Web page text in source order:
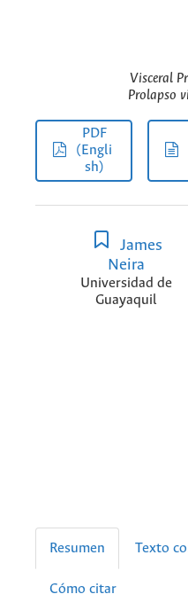
Visceral
Prolapso
PDF
(Engli
sh)
James
Neira
Universidad de
Guayaquil
Resumen Texto
Cómo citar